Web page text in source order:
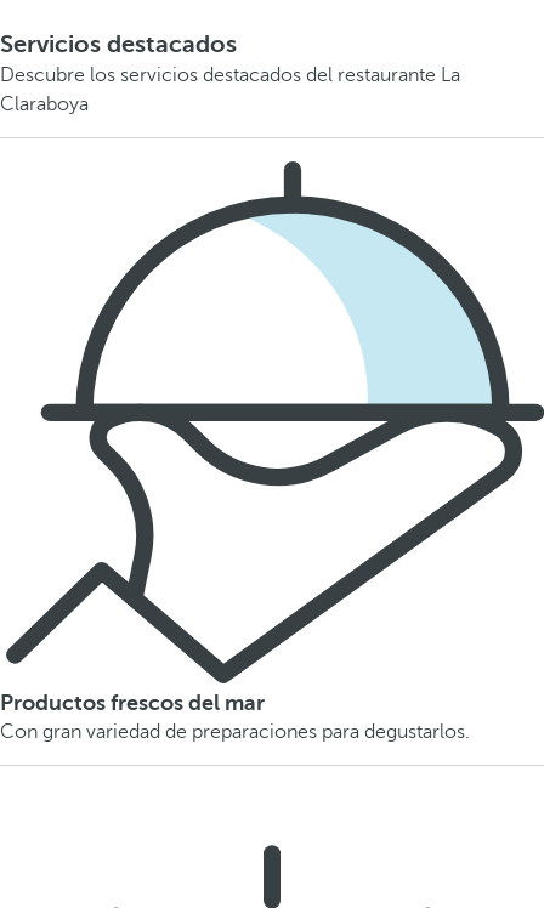
Servicios destacados
Descubre los servicios destacados del restaurante La
Claraboya
Productos frescos del mar
Con gran variedad de preparaciones para degustarlos.